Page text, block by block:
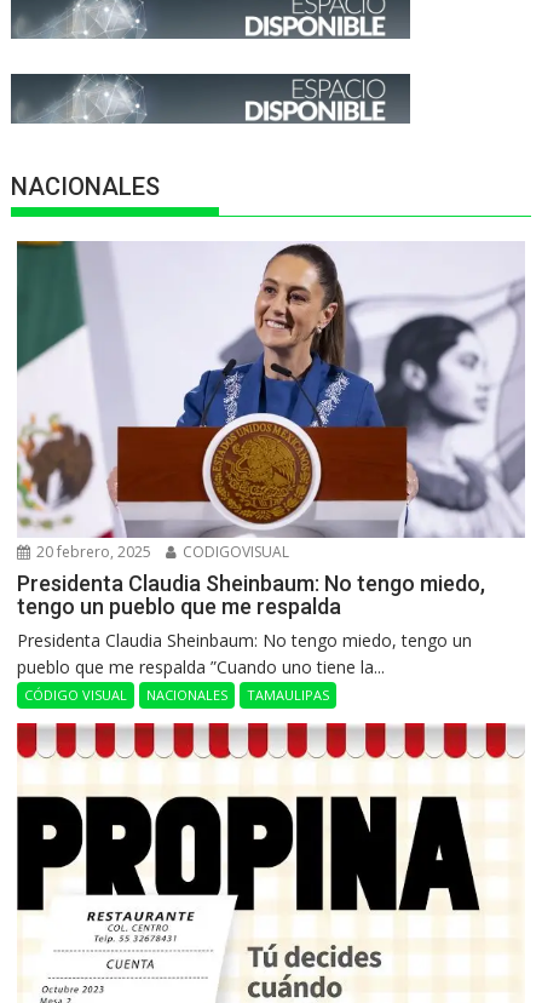
NACIONALES
20 febrero, 2025 CODIGOVISUAL
Presidenta Claudia Sheinbaum: No tengo miedo,
tengo un pueblo que me respalda
Presidenta Claudia Sheinbaum: No tengo miedo, tengo un
pueblo que me respalda ”Cuando uno tiene la...
CÓDIGO VISUAL NACIONALES TAMAULIPAS